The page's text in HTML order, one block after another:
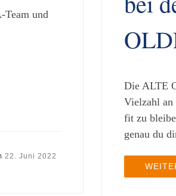
Team und
22. Juni 2022
Die ALTE
Vielzahl an
fit zu
genau du